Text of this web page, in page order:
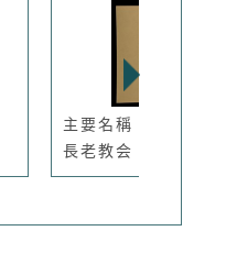
主要名稱：日本福音
長老教会：...